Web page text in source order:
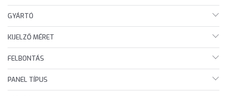
GYÁRTÓ
KIJELZŐ MÉRET
FELBONTÁS
PANEL TÍPUS